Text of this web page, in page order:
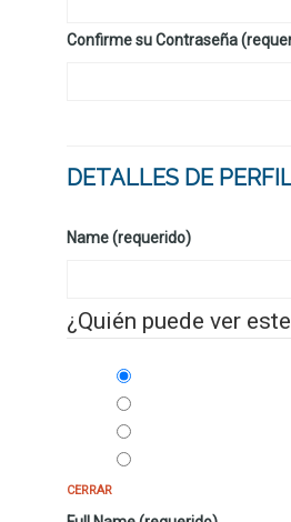
Confirme su Contraseña
DETALLES DE
Name (requerido)
¿Quién puede ver
CERRAR